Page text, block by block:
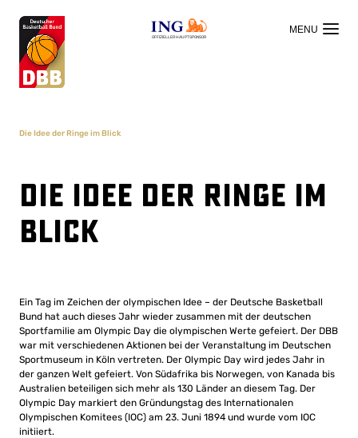
OFFIZIELLER HAUPTSPONSOR
Die Idee der Ringe im Blick
Die Idee der Ringe im
Blick
Ein Tag im Zeichen der olympischen Idee – der Deutsche Basketball
Bund hat auch dieses Jahr wieder zusammen mit der deutschen
Sportfamilie am Olympic Day die olympischen Werte gefeiert. Der DBB
war mit verschiedenen Aktionen bei der Veranstaltung im Deutschen
Sportmuseum in Köln vertreten. Der Olympic Day wird jedes Jahr in
der ganzen Welt gefeiert. Von Südafrika bis Norwegen, von Kanada bis
Australien beteiligen sich mehr als 130 Länder an diesem Tag. Der
Olympic Day markiert den Gründungstag des Internationalen
Olympischen Komitees (IOC) am 23. Juni 1894 und wurde vom IOC
initiiert.